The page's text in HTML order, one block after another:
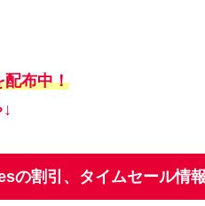
配布中！
の割引、タイムセール情